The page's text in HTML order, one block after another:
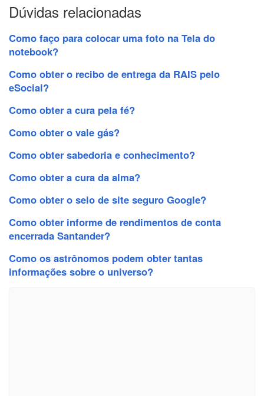
Dúvidas relacionadas
Como faço para colocar uma foto na Tela do
notebook?
Como obter o recibo de entrega da RAIS pelo
eSocial?
Como obter a cura pela fé?
Como obter o vale gás?
Como obter sabedoria e conhecimento?
Como obter a cura da alma?
Como obter o selo de site seguro Google?
Como obter informe de rendimentos de conta
encerrada Santander?
Como os astrônomos podem obter tantas
informações sobre o universo?